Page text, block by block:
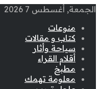
الجمعة, أغسطس 7 2026
منوعات
كتاب و مقالات
سياحة وأثار
أقلام القراء
مطبخ
معلومة تهمك